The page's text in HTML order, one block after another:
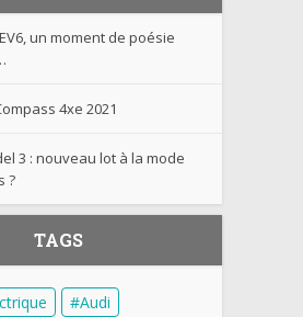
un moment de poésie
4xe 2021
3 : nouveau lot à la mode
?
TAGS
Audi